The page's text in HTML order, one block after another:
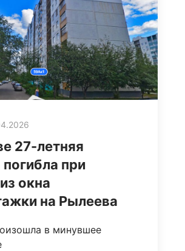
27-летняя
при
окна
на Рылеева
в минувшее